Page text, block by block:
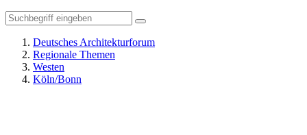
Deutsches Architekturforum
Regionale Themen
Westen
Köln/Bonn